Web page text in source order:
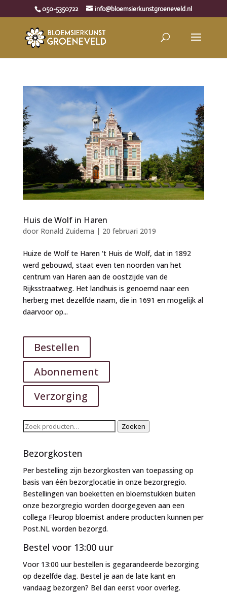
050-5350722 info@bloemsierkunstgroeneveld.nl
Huis de Wolf in Haren
door Ronald Zuidema | 20 februari 2019
Huize de Wolf te Haren ‘t Huis de Wolf, dat in 1892
werd gebouwd, staat even ten noorden van het
centrum van Haren aan de oostzijde van de
Rijksstraatweg. Het landhuis is genoemd naar een
herberg met dezelfde naam, die in 1691 en mogelijk al
daarvoor op...
Bestellen
Abonnement
Verzorging
Zoeken
Zoeken
Bezorgkosten
Per bestelling zijn bezorgkosten van toepassing op
basis van één bezorglocatie in onze bezorgregio.
Bestellingen van boeketten en bloemstukken buiten
onze bezorgregio worden doorgegeven aan een
collega Fleurop bloemist andere producten kunnen per
Post.NL worden bezorgd.
Bestel voor 13:00 uur
Voor 13:00 uur bestellen is gegarandeerde bezorging
op dezelfde dag. Bestel je aan de late kant en
vandaag bezorgen? Bel dan eerst voor overleg.